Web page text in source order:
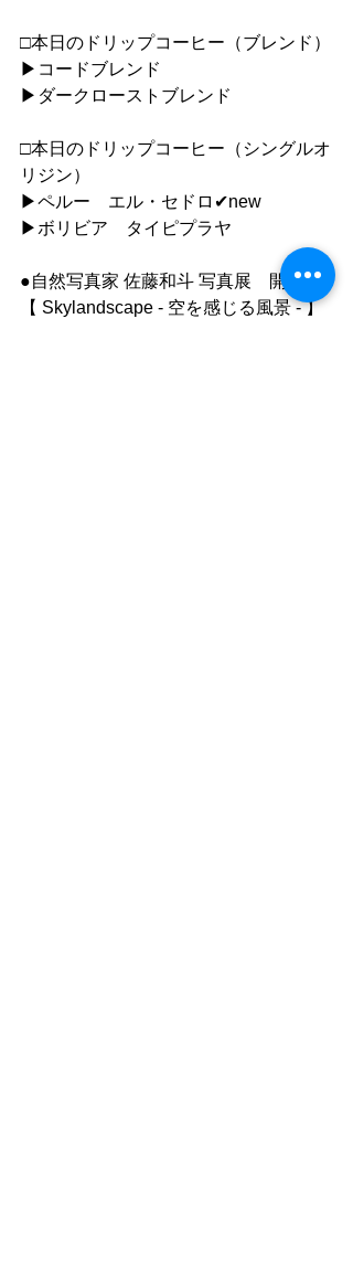
□本日のドリップコーヒー（ブレンド）
▶︎コードブレンド
▶︎ダークローストブレンド
□本日のドリップコーヒー（シングルオ
リジン）
▶︎ペルー　エル・セドロ✔︎new
▶︎ボリビア　タイピプラヤ
●自然写真家 佐藤和斗 写真展　開催中
【 Skylandscape - 空を感じる風景 - 】